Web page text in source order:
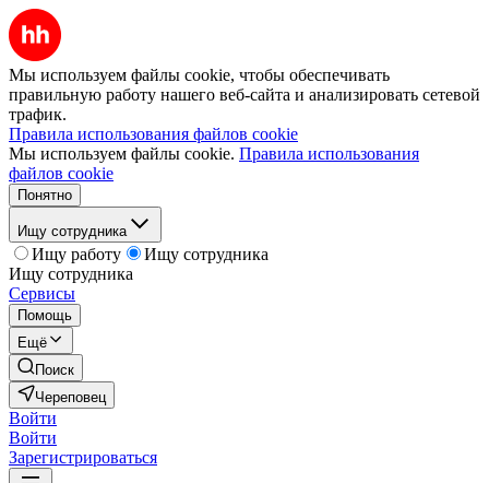
Мы используем файлы cookie, чтобы обеспечивать
правильную работу нашего веб-сайта и анализировать сетевой
трафик.
Правила использования файлов cookie
Мы используем файлы cookie. Правила использования
файлов cookie
Понятно
Ищу сотрудника
Ищу работу
Ищу сотрудника
Ищу сотрудника
Сервисы
Помощь
Ещё
Поиск
Череповец
Войти
Войти
Зарегистрироваться